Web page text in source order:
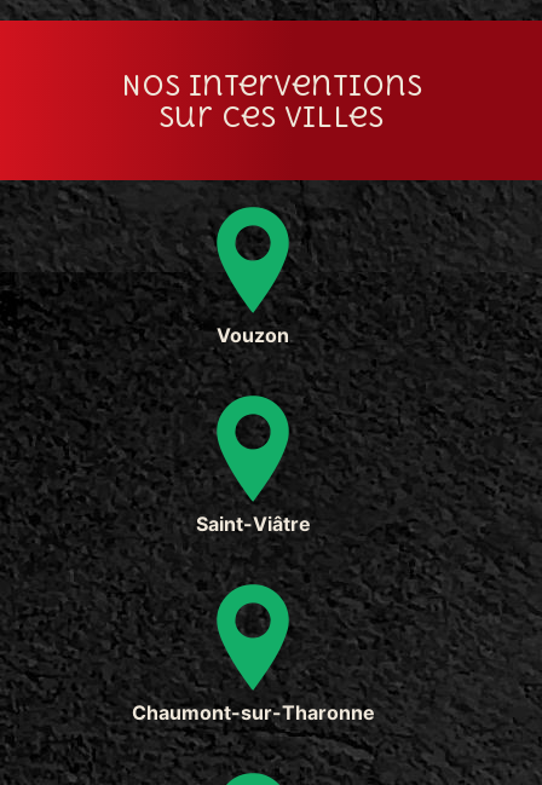
Nos interventions
sur ces villes
Vouzon
Saint-Viâtre
Chaumont-sur-Tharonne